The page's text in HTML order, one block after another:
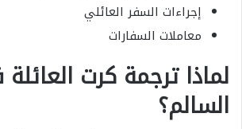
إجراءات السفر العائلي
معاملات السفارات
لماذا ترجمة كرت
السالم؟